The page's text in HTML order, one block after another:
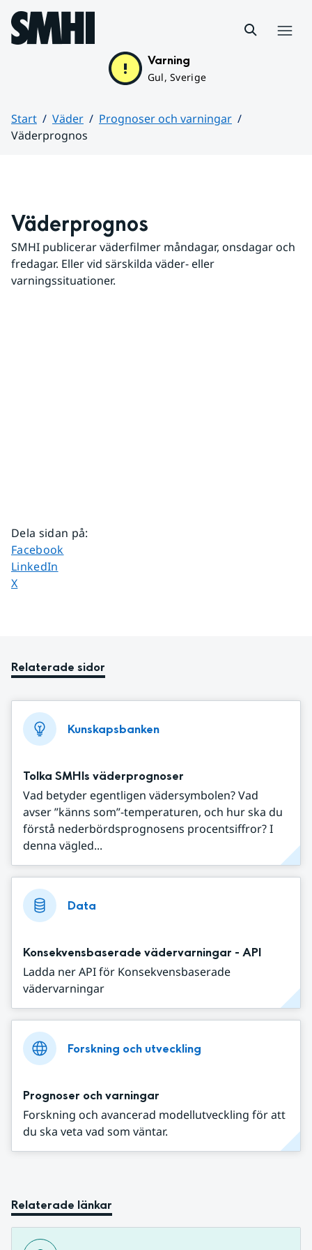
Hoppa till sidans innehåll
Varning
Gul, Sverige
Start Väder
Prognoser och varningar
Väderprognos
Väderprognos
SMHI publicerar väderfilmer måndagar, onsdagar och
fredagar. Eller vid särskilda väder- eller
varningssituationer.
Dela sidan på:
Dela sidan på
Facebook
Dela sidan på
LinkedIn
Dela sidan på
X
Relaterade sidor
Kunskapsbanken
Tolka SMHIs väderprognoser
Vad betyder egentligen vädersymbolen? Vad
avser ”känns som”-temperaturen, och hur ska du
förstå nederbördsprognosens procentsiffror? I
denna vägled...
Data
Konsekvensbaserade vädervarningar - API
Ladda ner API för Konsekvensbaserade
vädervarningar
Forskning och utveckling
Prognoser och varningar
Forskning och avancerad modellutveckling för att
du ska veta vad som väntar.
Relaterade länkar